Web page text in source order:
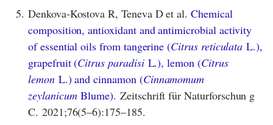
5. Denkova-Kostova R, Teneva D et al.Chemical
composition, antioxidant and antimicrobial activity
of essential oils from tangerine (Citrus reticulata L.),
grapefruit (Citrus paradisiL.), lemon (Citrus
lemonL.) and cinnamon (Cinnamomum
zeylanicumBlume). Zeitschrift für Naturforschun g
C. 2021;76(5–6):175–185.